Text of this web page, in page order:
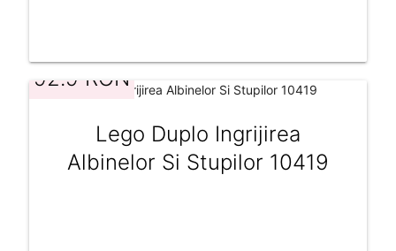
92.9 RON
Lego Duplo Ingrijirea
Albinelor Si Stupilor 10419